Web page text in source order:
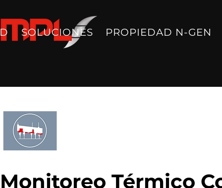
SOLUCIONES PROPIEDAD N-GEN
Monitoreo Térmico